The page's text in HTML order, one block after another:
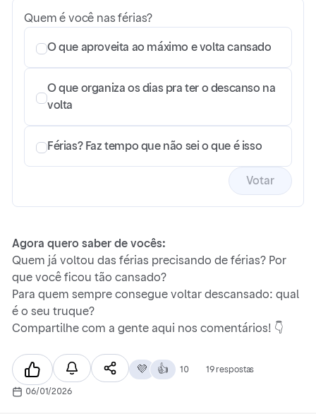
Quem é você nas férias?
O que aproveita ao máximo e volta cansado
O que organiza os dias pra ter o descanso na
volta
Férias? Faz tempo que não sei o que é isso
Votar
Agora quero saber de vocês:
Quem já voltou das férias precisando de férias? Por
que você ficou tão cansado?
Para quem sempre consegue voltar descansado: qual
é o seu truque?
Compartilhe com a gente aqui nos comentários! 👇
💜 👍 10 19 respostas
06/01/2026